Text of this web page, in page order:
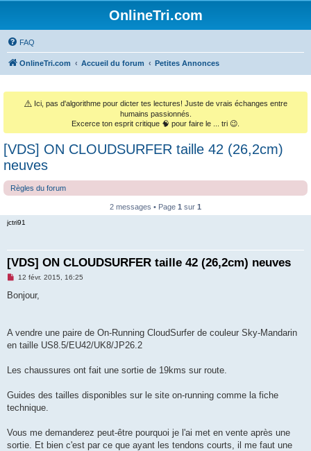
OnlineTri.com
FAQ
OnlineTri.com Accueil du forum Petites Annonces
⚠️ Ici, pas d'algorithme pour dicter tes lectures! Juste de vrais échanges entre
humains passionnés.
Excerce ton esprit critique 🧠 pour faire le ... tri 😉.
[VDS] ON CLOUDSURFER taille 42 (26,2cm)
neuves
Règles du forum
2 messages • Page 1 sur 1
jctri91
[VDS] ON CLOUDSURFER taille 42 (26,2cm) neuves
M
s
n
o
u
12 févr. 2015, 16:25
Bonjour,
A vendre une paire de On-Running CloudSurfer de couleur Sky-Mandarin
en taille US8.5/EU42/UK8/JP26.2
Les chaussures ont fait une sortie de 19kms sur route.
Guides des tailles disponibles sur le site on-running comme la fiche
technique.
Vous me demanderez peut-être pourquoi je l'ai met en vente après une
sortie. Et bien c'est par ce que ayant les tendons courts, il me faut une